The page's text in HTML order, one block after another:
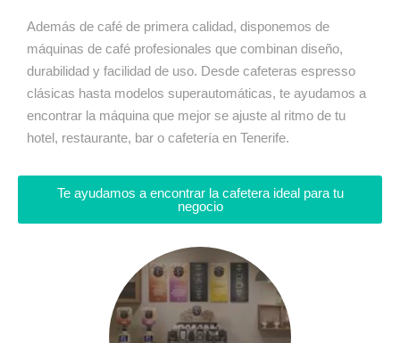
Además de café de primera calidad, disponemos de
máquinas de café profesionales que combinan diseño,
durabilidad y facilidad de uso. Desde cafeteras espresso
clásicas hasta modelos superautomáticas, te ayudamos a
encontrar la máquina que mejor se ajuste al ritmo de tu
hotel, restaurante, bar o cafetería en Tenerife.
Te ayudamos a encontrar la cafetera ideal para tu
negocio